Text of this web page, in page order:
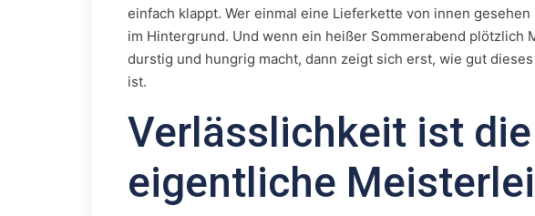
einfach klappt. Wer einmal eine Lieferkette von innen
im Hintergrund. Und wenn ein heißer Sommerabend plötzlich
durstig und hungrig macht, dann zeigt sich erst, wie gut
ist.
Verlässlichkeit ist die
eigentliche